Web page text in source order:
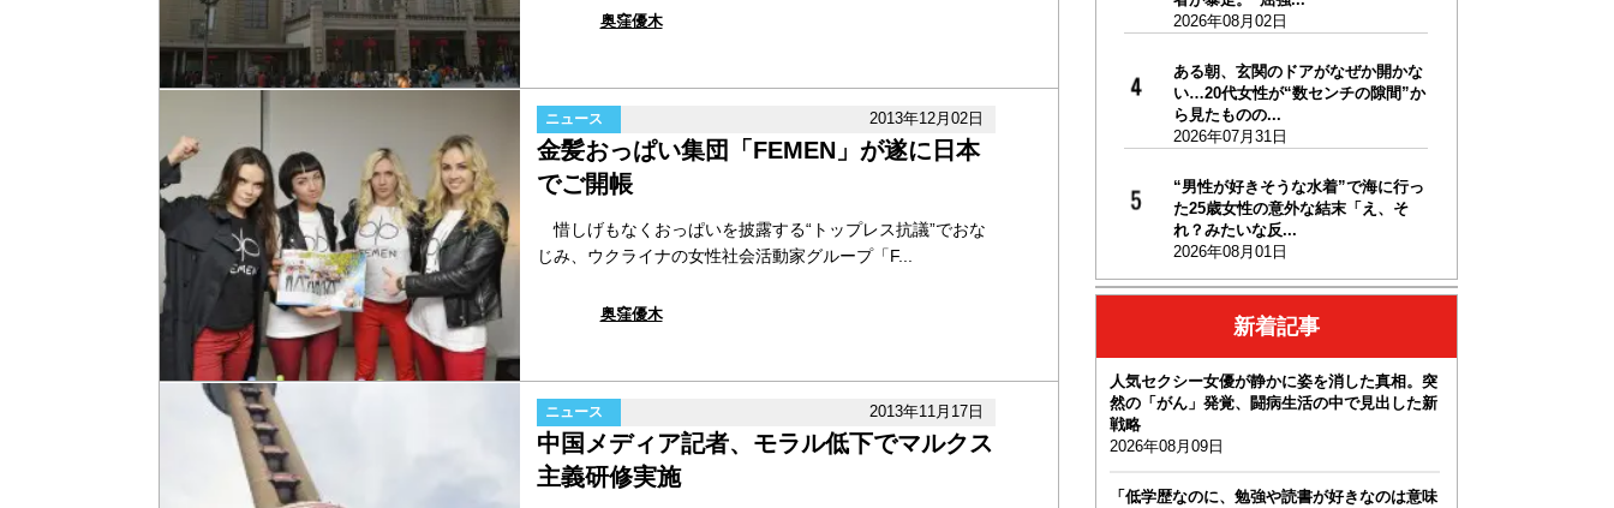
奥窪優木
ニュース 2013年12月02日
金髪おっぱい集団「FEMEN」が遂に日本
でご開帳
惜しげもなくおっぱいを披露する“トップレス抗議”でおな
じみ、ウクライナの女性社会活動家グループ「F...
奥窪優木
ニュース 2013年11月17日
中国メディア記者、モラル低下でマルクス
主義研修実施
2026年08月02日
ある朝、玄関のドアがなぜか開かな
い…20代女性が“数センチの隙間”か
ら見たものの...
2026年07月31日
“男性が好きそうな水着”で海に行っ
た25歳女性の意外な結末「え、そ
れ？みたいな反...
2026年08月01日
新着記事
人気セクシー女優が静かに姿を消した真相。突
然の「がん」発覚、闘病生活の中で見出した新
戦略
2026年08月09日
「低学歴なのに、勉強や読書が好きなのは意味